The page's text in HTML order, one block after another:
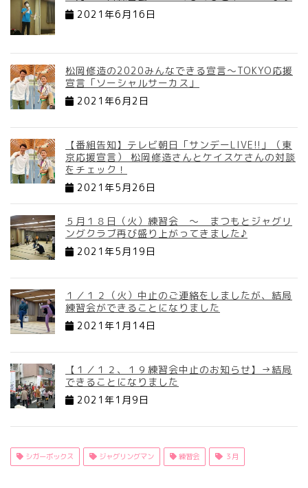
2021年6月16日
松岡修造の2020みんなできる宣言～TOKYO応援
宣言「ソーシャルサーカス」
2021年6月2日
【番組告知】テレビ朝日「サンデーLIVE!!」（東
京応援宣言） 松岡修造さんとケイスケさんの対談
をチェック！
2021年5月26日
５月１８日（火）練習会 ～ まつもとジャグリ
ングクラブ再び盛り上がってきました♪
2021年5月19日
１／１２（火）中止のご連絡をしましたが、結局
練習会ができることになりました
2021年1月14日
【１／１２、１９練習会中止のお知らせ】→結局
できることになりました
2021年1月9日
シガーボックス ジャグリングマン 練習会 ３月